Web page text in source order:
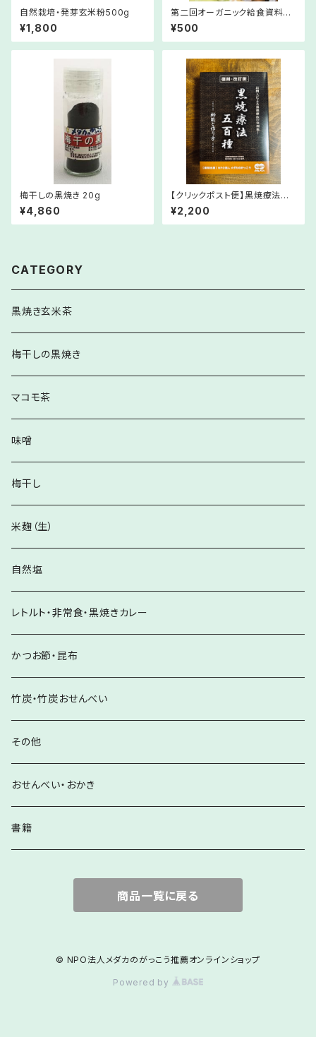
自然栽培・発芽玄米粉500g
¥1,800
第二回オーガニック給食資料集
(6冊以上・普通便)
¥500
梅干しの黒焼き 20g
¥4,860
【クリックポスト便】黒焼療法五
百種［復刻・改訂版］
¥2,200
CATEGORY
黒焼き玄米茶
梅干しの黒焼き
マコモ茶
味噌
梅干し
米麹（生）
自然塩
レトルト・非常食・黒焼きカレー
かつお節・昆布
竹炭・竹炭おせんべい
その他
おせんべい・おかき
書籍
商品一覧に戻る
© NPO法人メダカのがっこう推薦オンラインショップ
Powered by